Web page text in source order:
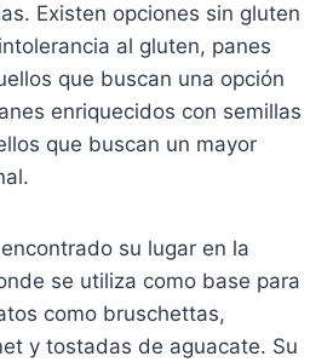
Existen opciones sin gluten
al gluten, panes
que buscan una opción
enriquecidos con semillas
que buscan un mayor
su lugar en la
se utiliza como base para
como bruschettas,
y tostadas de aguacate. Su